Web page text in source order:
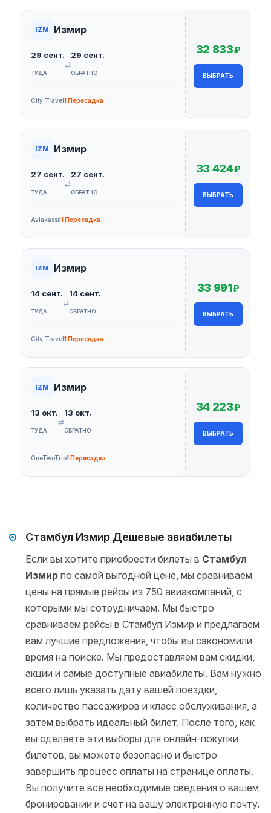
IZM Измир
29 сент.
ТУДА
⇄
29 сент.
ОБРАТНО
City.Travel1 Пересадка
32 833₽
ВЫБРАТЬ
IZM Измир
27 сент.
ТУДА
⇄
27 сент.
ОБРАТНО
Aviakassa1 Пересадка
33 424₽
ВЫБРАТЬ
IZM Измир
14 сент.
ТУДА
⇄
14 сент.
ОБРАТНО
City.Travel1 Пересадка
33 991₽
ВЫБРАТЬ
IZM Измир
13 окт.
ТУДА
⇄
13 окт.
ОБРАТНО
OneTwoTrip1 Пересадка
34 223₽
ВЫБРАТЬ
Стамбул Измир Дешевые авиабилеты
Если вы хотите приобрести билеты в Стамбул
Измир по самой выгодной цене, мы сравниваем
цены на прямые рейсы из 750 авиакомпаний, с
которыми мы сотрудничаем. Мы быстро
сравниваем рейсы в Стамбул Измир и предлагаем
вам лучшие предложения, чтобы вы сэкономили
время на поиске. Мы предоставляем вам скидки,
акции и самые доступные авиабилеты. Вам нужно
всего лишь указать дату вашей поездки,
количество пассажиров и класс обслуживания, а
затем выбрать идеальный билет. После того, как
вы сделаете эти выборы для онлайн-покупки
билетов, вы можете безопасно и быстро
завершить процесс оплаты на странице оплаты.
Вы получите все необходимые сведения о вашем
бронировании и счет на вашу электронную почту.